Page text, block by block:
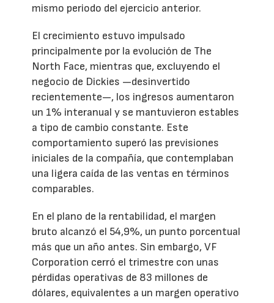
mismo periodo del ejercicio anterior.
El crecimiento estuvo impulsado
principalmente por la evolución de The
North Face, mientras que, excluyendo el
negocio de Dickies —desinvertido
recientemente—, los ingresos aumentaron
un 1% interanual y se mantuvieron estables
a tipo de cambio constante. Este
comportamiento superó las previsiones
iniciales de la compañía, que contemplaban
una ligera caída de las ventas en términos
comparables.
En el plano de la rentabilidad, el margen
bruto alcanzó el 54,9%, un punto porcentual
más que un año antes. Sin embargo, VF
Corporation cerró el trimestre con unas
pérdidas operativas de 83 millones de
dólares, equivalentes a un margen operativo